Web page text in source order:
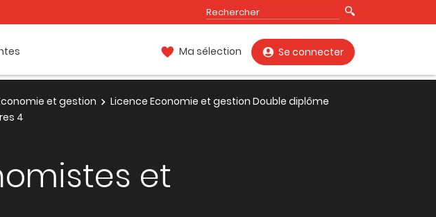
Ma sélection Se connecter
et gestion
Licence Economie et gestion Double diplôme
4
et